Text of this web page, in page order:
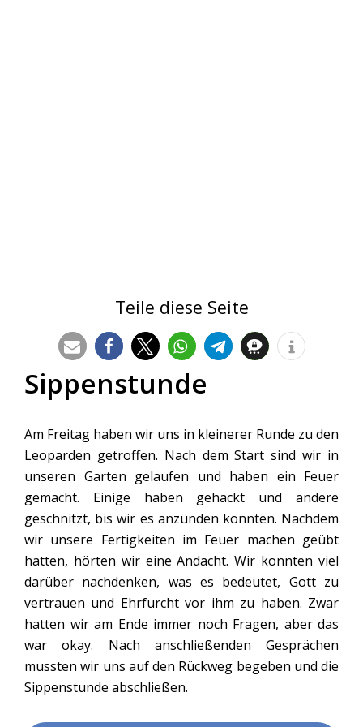
Teile diese Seite
Sippenstunde
Am Freitag haben wir uns in kleinerer Runde zu den
Leoparden getroffen. Nach dem Start sind wir in
unseren Garten gelaufen und haben ein Feuer
gemacht. Einige haben gehackt und andere
geschnitzt, bis wir es anzünden konnten. Nachdem
wir unsere Fertigkeiten im Feuer machen geübt
hatten, hörten wir eine Andacht. Wir konnten viel
darüber nachdenken, was es bedeutet, Gott zu
vertrauen und Ehrfurcht vor ihm zu haben. Zwar
hatten wir am Ende immer noch Fragen, aber das
war okay. Nach anschließenden Gesprächen
mussten wir uns auf den Rückweg begeben und die
Sippenstunde abschließen.